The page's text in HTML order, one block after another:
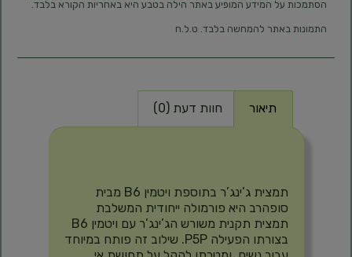
הסתמכות על המידע המופיע באתר הילה בטבע היא באחריות הקורא בלבד.
התמונות באתר להמחשה בלבד. ט.ל.ח
תיאור חוות דעת (0)
תמצית ג’ינג’ר בתוספת ויטמין B6 מבית
סופהרב היא פורמולה ייחודית המשלבת
תמצית תקנית משורש הג’ינג’ר עם ויטמין B6
בצורתו הפעילה P5P.
שילוב זה פותח במיוחד